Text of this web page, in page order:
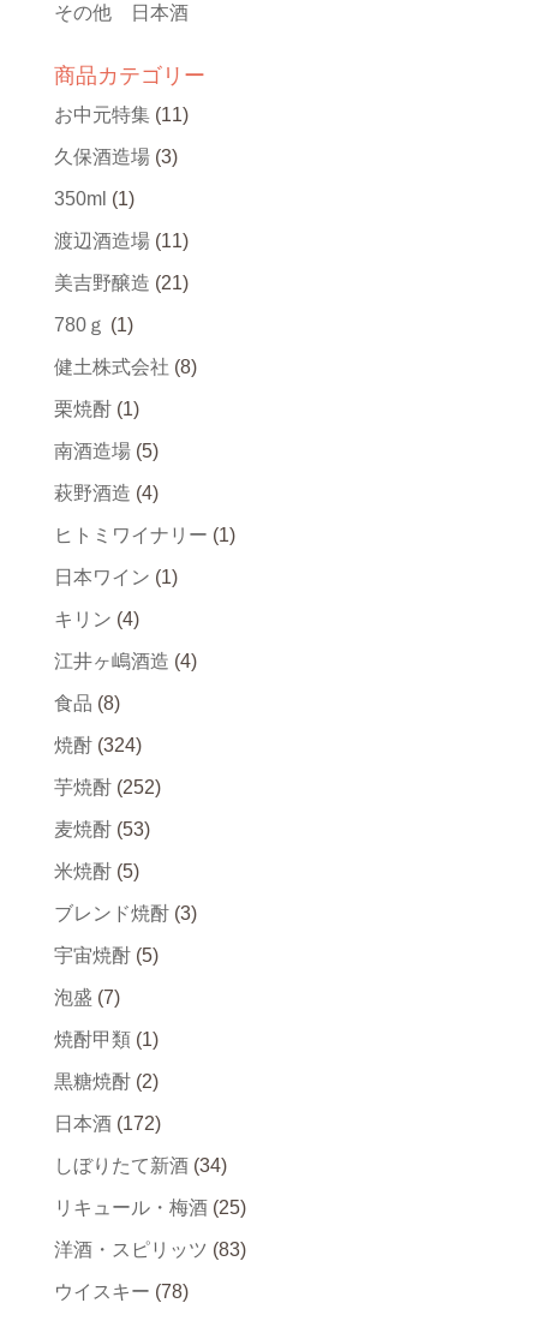
その他 日本酒
商品カテゴリー
お中元特集 (11)
久保酒造場 (3)
350ml (1)
渡辺酒造場 (11)
美吉野醸造 (21)
780ｇ (1)
健土株式会社 (8)
栗焼酎 (1)
南酒造場 (5)
萩野酒造 (4)
ヒトミワイナリー (1)
日本ワイン (1)
キリン (4)
江井ヶ嶋酒造 (4)
食品 (8)
焼酎 (324)
芋焼酎 (252)
麦焼酎 (53)
米焼酎 (5)
ブレンド焼酎 (3)
宇宙焼酎 (5)
泡盛 (7)
焼酎甲類 (1)
黒糖焼酎 (2)
日本酒 (172)
しぼりたて新酒 (34)
リキュール・梅酒 (25)
洋酒・スピリッツ (83)
ウイスキー (78)